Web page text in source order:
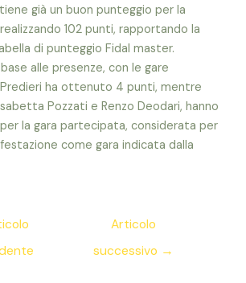
già un buon punteggio per la
102 punti, rapportando la
di punteggio Fidal master.
alle presenze, con le gare
ha ottenuto 4 punti, mentre
Pozzati e Renzo Deodari, hanno
la gara partecipata, considerata per
come gara indicata dalla
Articolo
successivo →